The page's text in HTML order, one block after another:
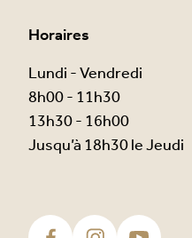
Horaires
Lundi - Vendredi
8h00 - 11h30
13h30 - 16h00
Jusqu’à 18h30 le Jeudi